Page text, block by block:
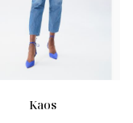
kaos